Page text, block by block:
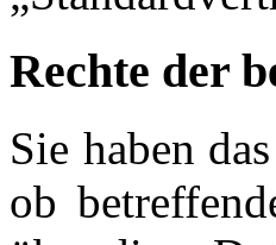
Rechte der
Sie haben
ob